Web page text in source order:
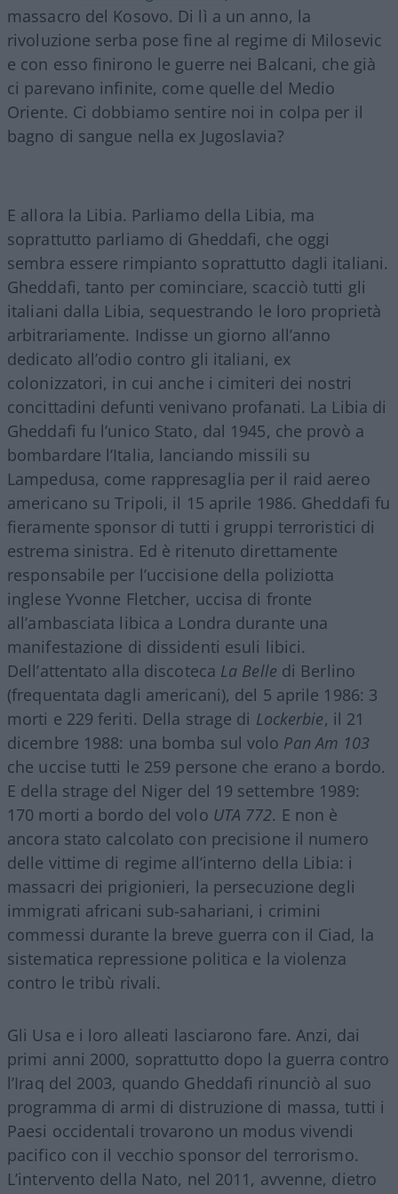
massacro del Kosovo. Di lì a un anno, la
rivoluzione serba pose fine al regime di Milosevic
e con esso finirono le guerre nei Balcani, che già
ci parevano infinite, come quelle del Medio
Oriente. Ci dobbiamo sentire noi in colpa per il
bagno di sangue nella ex Jugoslavia?
E allora la Libia. Parliamo della Libia, ma
soprattutto parliamo di Gheddafi, che oggi
sembra essere rimpianto soprattutto dagli italiani.
Gheddafi, tanto per cominciare, scacciò tutti gli
italiani dalla Libia, sequestrando le loro proprietà
arbitrariamente. Indisse un giorno all’anno
dedicato all’odio contro gli italiani, ex
colonizzatori, in cui anche i cimiteri dei nostri
concittadini defunti venivano profanati. La Libia di
Gheddafi fu l’unico Stato, dal 1945, che provò a
bombardare l’Italia, lanciando missili su
Lampedusa, come rappresaglia per il raid aereo
americano su Tripoli, il 15 aprile 1986. Gheddafi fu
fieramente sponsor di tutti i gruppi terroristici di
estrema sinistra. Ed è ritenuto direttamente
responsabile per l’uccisione della poliziotta
inglese Yvonne Fletcher, uccisa di fronte
all’ambasciata libica a Londra durante una
manifestazione di dissidenti esuli libici.
Dell’attentato alla discoteca La Belle di Berlino
(frequentata dagli americani), del 5 aprile 1986: 3
morti e 229 feriti. Della strage di Lockerbie, il 21
dicembre 1988: una bomba sul volo Pan Am 103
che uccise tutti le 259 persone che erano a bordo.
E della strage del Niger del 19 settembre 1989:
170 morti a bordo del volo UTA 772. E non è
ancora stato calcolato con precisione il numero
delle vittime di regime all’interno della Libia: i
massacri dei prigionieri, la persecuzione degli
immigrati africani sub-sahariani, i crimini
commessi durante la breve guerra con il Ciad, la
sistematica repressione politica e la violenza
contro le tribù rivali.
Gli Usa e i loro alleati lasciarono fare. Anzi, dai
primi anni 2000, soprattutto dopo la guerra contro
l’Iraq del 2003, quando Gheddafi rinunciò al suo
programma di armi di distruzione di massa, tutti i
Paesi occidentali trovarono un modus vivendi
pacifico con il vecchio sponsor del terrorismo.
L’intervento della Nato, nel 2011, avvenne, dietro